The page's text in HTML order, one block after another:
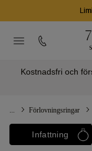
Kostnadsfri och
Förlovningsringar
Infattning